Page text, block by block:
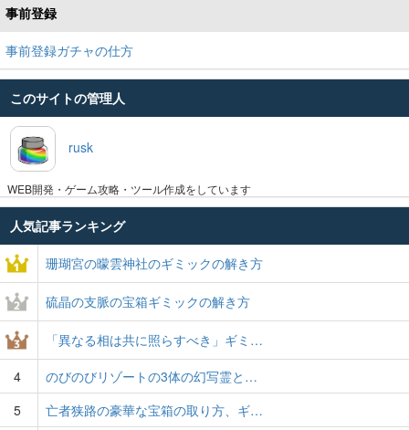
事前登録
事前登録ガチャの仕方
このサイトの管理人
rusk
開発・ゲーム攻略・ツール作成をしています
人気記事ランキング
珊瑚宮の曚雲神社のギミックの解き方
硫晶の支脈の宝箱ギミックの解き方
「異なる相は共に照らすべき」ギミ…
4
のびのびリゾートの3体の幻写霊と…
5
亡者狭路の豪華な宝箱の取り方、ギ…